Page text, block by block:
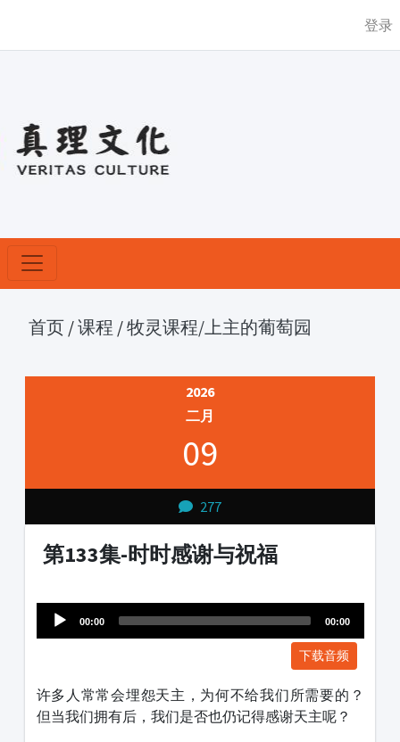
登录
首页 /课程 /牧灵课程/上主的葡萄园
2026
二月
09
277
第133集-时时感谢与祝福
Player
00:00 00:00
下载音频
许多人常常会埋怨天主，为何不给我们所需要的？
但当我们拥有后，我们是否也仍记得感谢天主呢？